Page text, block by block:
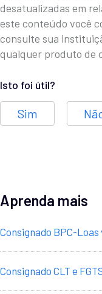
desatualizadas em
este conteúdo você
consulte sua
qualquer produto de
Isto foi útil?
Sim
Aprenda mais
Consignado BPC-
Consignado CLT e